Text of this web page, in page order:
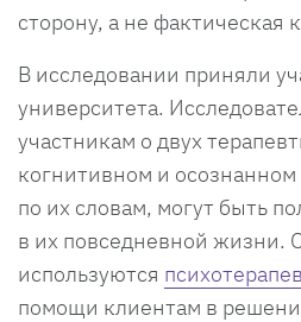
сторону, а не фактическая
В исследовании приняли
университета.
участникам о двух
когнитивном и
по их словам, могут быть
в их повседневной жизни.
используются
помощи клиентам в